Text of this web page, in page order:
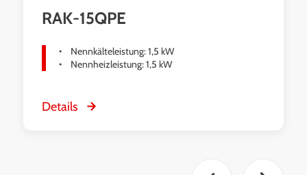
RAK-15QPE
Nennkälteleistung: 1,5 kW
Nennheizleistung: 1,5 kW
Details